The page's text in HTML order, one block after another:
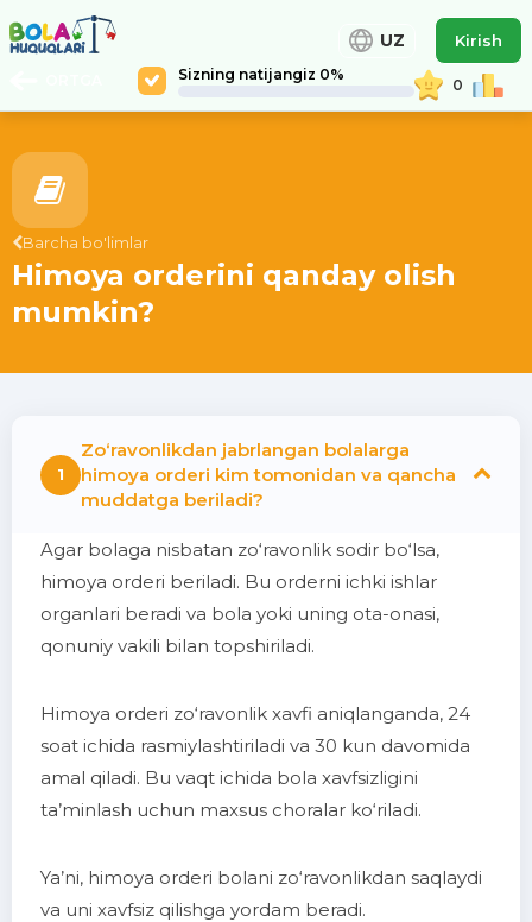
Sizning natijangiz 0%
0
UZ Kirish
Barcha bo'limlar
Himoya orderini qanday olish
mumkin?
1
Zo‘ravonlikdan jabrlangan bolalarga
himoya orderi kim tomonidan va qancha
muddatga beriladi?
Agar bolaga nisbatan zo‘ravonlik sodir bo‘lsa,
himoya orderi beriladi. Bu orderni ichki ishlar
organlari beradi va bola yoki uning ota-onasi,
qonuniy vakili bilan topshiriladi.
Himoya orderi zo‘ravonlik xavfi aniqlanganda, 24
soat ichida rasmiylashtiriladi va 30 kun davomida
amal qiladi. Bu vaqt ichida bola xavfsizligini
ta’minlash uchun maxsus choralar ko‘riladi.
Ya’ni, himoya orderi bolani zo‘ravonlikdan saqlaydi
va uni xavfsiz qilishga yordam beradi.